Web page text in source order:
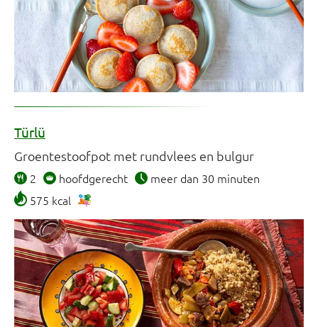
Türlü
Groentestoofpot met rundvlees en bulgur
2 hoofdgerecht
meer dan 30 minuten
575 kcal